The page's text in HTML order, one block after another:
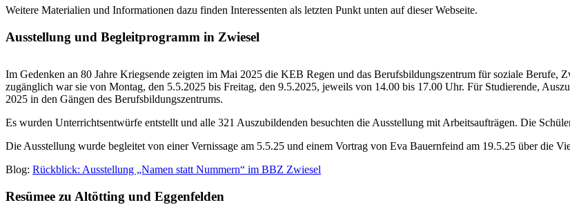
Weitere Materialien und Informationen dazu finden Interessenten als letzten Punkt unten auf dieser Webseite.
Ausstellung und Begleitprogramm in Zwiesel
Im Gedenken an 80 Jahre Kriegsende zeigten im Mai 2025 die KEB Regen und das Berufsbildungszentrum für soziale Berufe,
zugänglich war sie von Montag, den 5.5.2025 bis Freitag, den 9.5.2025, jeweils von 14.00 bis 17.00 Uhr. Für Studierende,
2025 in den Gängen des Berufsbildungszentrums.
Es wurden Unterrichtsentwürfe entstellt und alle 321 Auszubildenden besuchten die Ausstellung mit Arbeitsaufträgen. Die
Die Ausstellung wurde begleitet von einer Vernissage am 5.5.25 und einem Vortrag von Eva Bauernfeind am 19.5.25 über die
Blog: Rückblick: Ausstellung „Namen statt Nummern“ im BBZ Zwiesel
Resümee zu Altötting und Eggenfelden